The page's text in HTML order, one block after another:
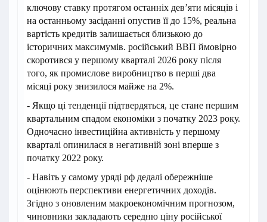
ключову ставку протягом останніх дев’яти місяців і
на останньому засіданні опустив її до 15%, реальна
вартість кредитів залишається близькою до
історичних максимумів. російський ВВП ймовірно
скоротився у першому кварталі 2026 року після
того, як промислове виробництво в перші два
місяці року знизилося майже на 2%.
- Якщо ці тенденції підтвердяться, це стане першим
квартальним спадом економіки з початку 2023 року.
Одночасно інвестиційна активність у першому
кварталі опинилася в негативній зоні вперше з
початку 2022 року.
- Навіть у самому уряді рф дедалі обережніше
оцінюють перспективи енергетичних доходів.
Згідно з оновленим макроекономічним прогнозом,
чиновники закладають середню ціну російської